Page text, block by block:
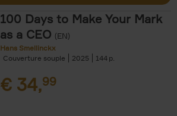
100 Days to Make Your Mark
as a CEO (EN)
Hans Smellinckx
Couverture souple
2025 144
€ 34,99